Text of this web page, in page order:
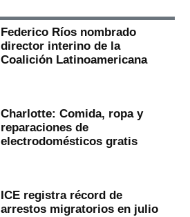
Federico Ríos nombrado
director interino de la
Coalición Latinoamericana
Charlotte: Comida, ropa y
reparaciones de
electrodomésticos gratis
ICE registra récord de
arrestos migratorios en julio